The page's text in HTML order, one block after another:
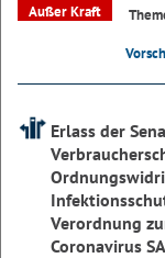
Außer Kraft
Erlass der
Verordnung
Coronavirus